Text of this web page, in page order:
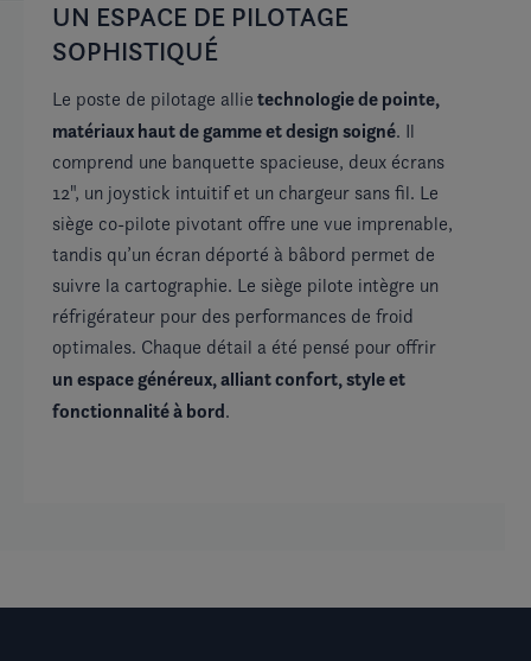
UN ESPACE DE PILOTAGE
SOPHISTIQUÉ
Le poste de pilotage allie technologie de pointe,
matériaux haut de gamme et design soigné. Il
comprend une banquette spacieuse, deux écrans
12", un joystick intuitif et un chargeur sans fil. Le
siège co-pilote pivotant offre une vue imprenable,
tandis qu’un écran déporté à bâbord permet de
suivre la cartographie. Le siège pilote intègre un
réfrigérateur pour des performances de froid
optimales. Chaque détail a été pensé pour offrir
un espace généreux, alliant confort, style et
fonctionnalité à bord.